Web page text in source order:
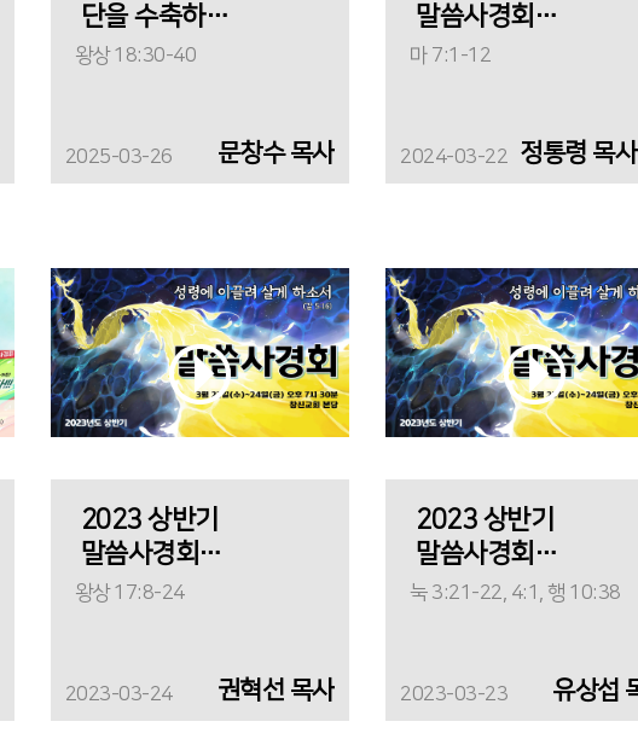
단을 수축하라!
"
왕상 18:30-40
2025-03-26 문창수 목사
말씀사경회
(셋째날)_"그
걸어보기 전에
그 사람을
마 7:1-12
2024-03-22
2023 상반기
말씀사경회
(셋째날)_
왕상 17:8-24
2023-03-24 권혁선 목사
2023 상반기
말씀사경회
(둘째날2)_
눅 3:21-22, 4:1, 행 10:38
2023-03-23 유상섭